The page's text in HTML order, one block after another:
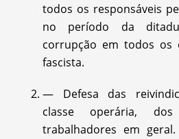
todos os responsáveis
no período da
corrupção em todos os
fascista.
— Defesa das
classe operária, dos
trabalhadores em